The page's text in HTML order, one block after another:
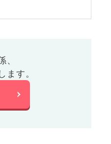
、
す。